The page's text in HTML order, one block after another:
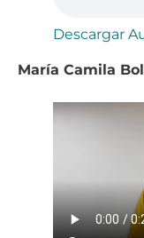
Descargar
María Camila